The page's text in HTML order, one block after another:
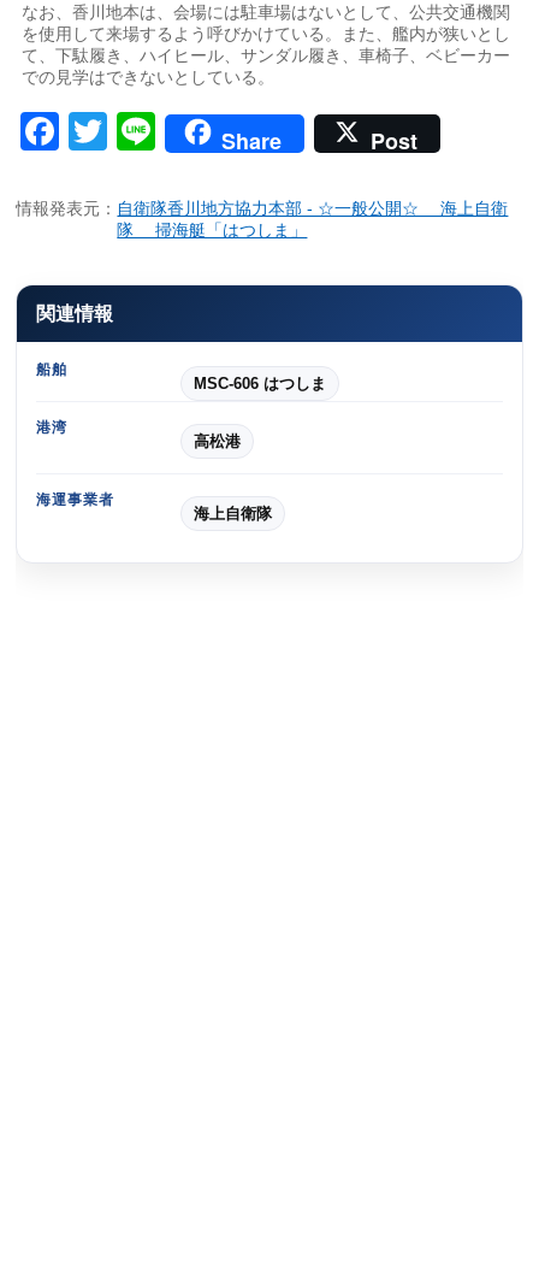
なお、香川地本は、会場には駐車場はないとして、公共交通機関
を使用して来場するよう呼びかけている。また、艦内が狭いとし
て、下駄履き、ハイヒール、サンダル履き、車椅子、ベビーカー
での見学はできないとしている。
Facebook
Twitter
LineShare Post
情報発表元： 自衛隊香川地方協力本部 - ☆一般公開☆ 海上自衛
隊 掃海艇「はつしま」
関連情報
船舶
MSC-606 はつしま
港湾
高松港
海運事業者
海上自衛隊